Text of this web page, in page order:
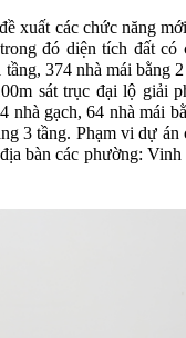
xuất các chức năng
đó diện tích đất có
374 nhà mái bằng
sát trục đại lộ giải
nhà gạch, 64 nhà mái
3 tầng. Phạm vi dự án
bàn các phường: Vinh